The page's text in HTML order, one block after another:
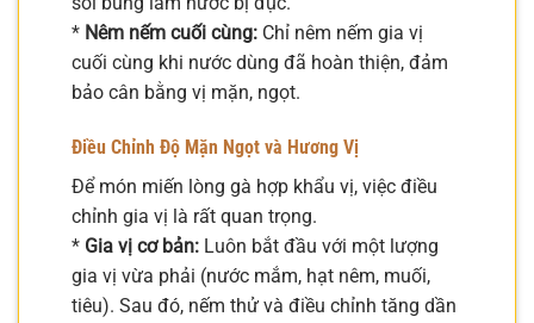
* Nêm nếm cuối cùng: Chỉ nêm nếm gia vị
cuối cùng khi nước dùng đã hoàn thiện, đảm
bảo cân bằng vị mặn, ngọt.
Điều Chỉnh Độ Mặn Ngọt và Hương Vị
Để món miến lòng gà hợp khẩu vị, việc điều
chỉnh gia vị là rất quan trọng.
* Gia vị cơ bản: Luôn bắt đầu với một lượng
gia vị vừa phải (nước mắm, hạt nêm, muối,
tiêu). Sau đó, nếm thử và điều chỉnh tăng dần